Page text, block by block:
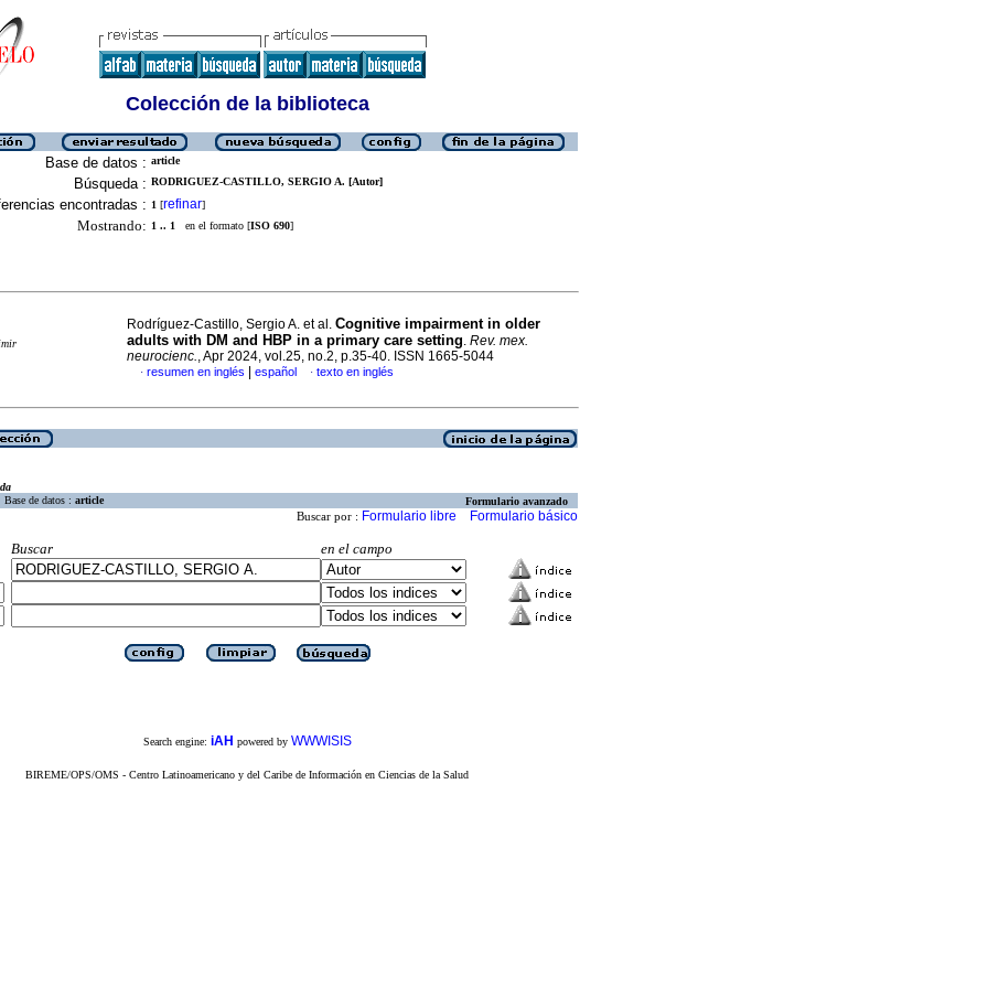
Colección de la biblioteca
Base de datos : article
Búsqueda : RODRIGUEZ-CASTILLO, SERGIO A. [Autor]
encontradas : 1 [refinar]
Mostrando: 1 .. 1 en el formato [ISO 690]
Rodríguez-Castillo, Sergio A. et al. Cognitive impairment in older
adults with DM and HBP in a primary care setting. Rev. mex.
neurocienc., Apr 2024, vol.25, no.2, p.35-40. ISSN 1665-5044
· resumen en inglés español · texto en inglés
Base de datos : article Formulario avanzado
Buscar por : Formulario libre Formulario básico
Buscar
en el campo
Search engine: iAH powered by WWWISIS
BIREME/OPS/OMS - Centro Latinoamericano y del Caribe de Información en Ciencias de la Salud